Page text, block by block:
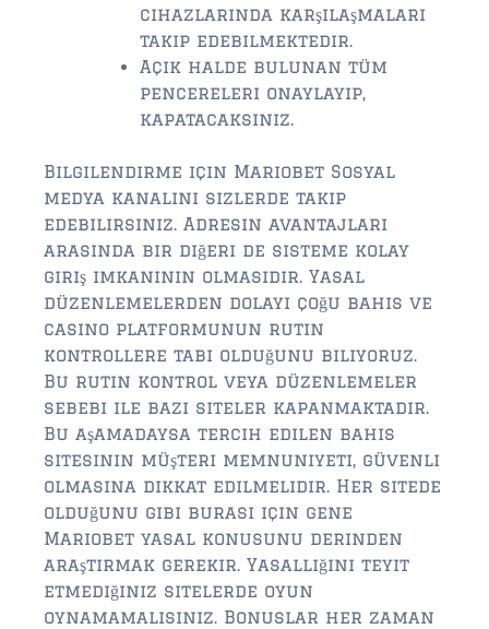
cihazlarında karşılaşmaları
takip edebilmektedir.
Açık halde bulunan tüm
pencereleri onaylayıp,
kapatacaksınız.
Bilgilendirme için Mariobet Sosyal
medya kanalını sizlerde takip
edebilirsiniz. Adresin avantajları
arasında bir diğeri de sisteme kolay
giriş imkanının olmasıdır. Yasal
düzenlemelerden dolayı çoğu bahis ve
casino platformunun rutin
kontrollere tabi olduğunu biliyoruz.
Bu rutin kontrol veya düzenlemeler
sebebi ile bazı siteler kapanmaktadır.
Bu aşamadaysa tercih edilen bahis
sitesinin müşteri memnuniyeti, güvenli
olmasına dikkat edilmelidir. Her sitede
olduğunu gibi burası için gene
Mariobet yasal konusunu derinden
araştırmak gerekir. Yasallığını teyit
etmediğiniz sitelerde oyun
oynamamalısınız. Bonuslar her zaman